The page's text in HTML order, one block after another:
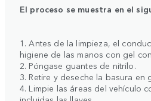
El proceso se muestra en el
1. Antes de la limpieza, el
higiene de las manos con gel
2. Póngase guantes de nitrilo.
3. Retire y deseche la basura en
4. Limpie las áreas del vehículo